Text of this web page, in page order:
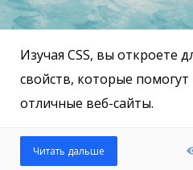
Изучая CSS, вы откроете
свойств, которые
отличные веб-сайты.
Читать дальше